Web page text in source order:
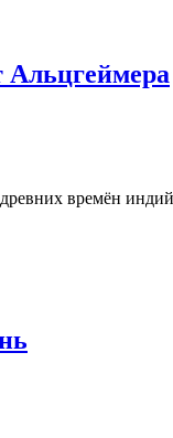
Альцгеймера
времён